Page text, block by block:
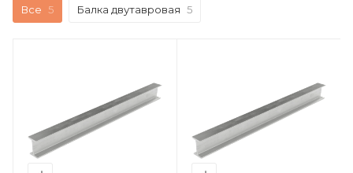
Все 5 Балка двутавровая 5